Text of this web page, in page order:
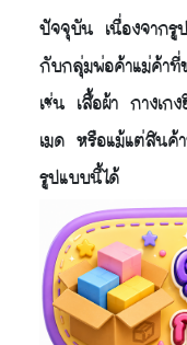
ปัจจุบัน เนื่องจากรูป
กับกลุ่มพ่อค้าแม่ค้าที่
เช่น เสื้อผ้า กางเ
เมด หรือแม้แต่สินค้า
รูปแบบนี้ได้